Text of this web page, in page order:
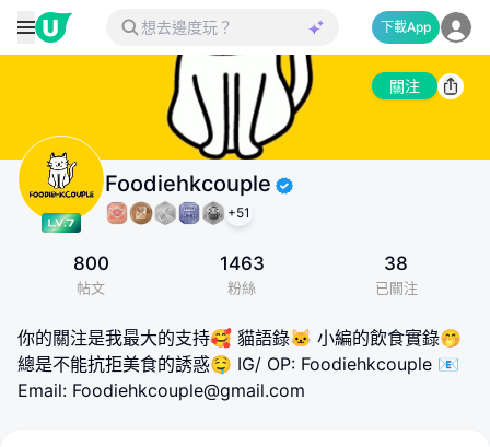
下載App
關注
Foodiehkcouple
+51
800
帖文
1463
粉絲
38
已關注
你的關注是我最大的支持🥰 貓語錄🐱 小編的飲食實錄🤭
總是不能抗拒美食的誘惑🤤 IG/ OP: Foodiehkcouple 📧
Email: Foodiehkcouple@gmail.com